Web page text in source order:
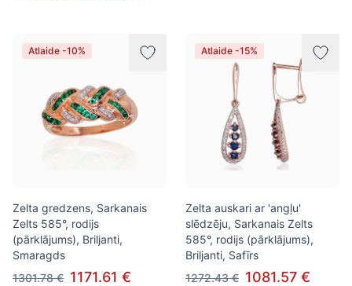
Atlaide -10%
Zelta gredzens, Sarkanais
Zelts 585°, rodijs
(pārklājums), Briljanti,
Smaragds
1301.78 € 1171.61 €
Atlaide -15%
Zelta auskari ar 'angļu'
slēdzēju, Sarkanais Zelts
585°, rodijs (pārklājums),
Briljanti, Safīrs
1272.43 € 1081.57 €